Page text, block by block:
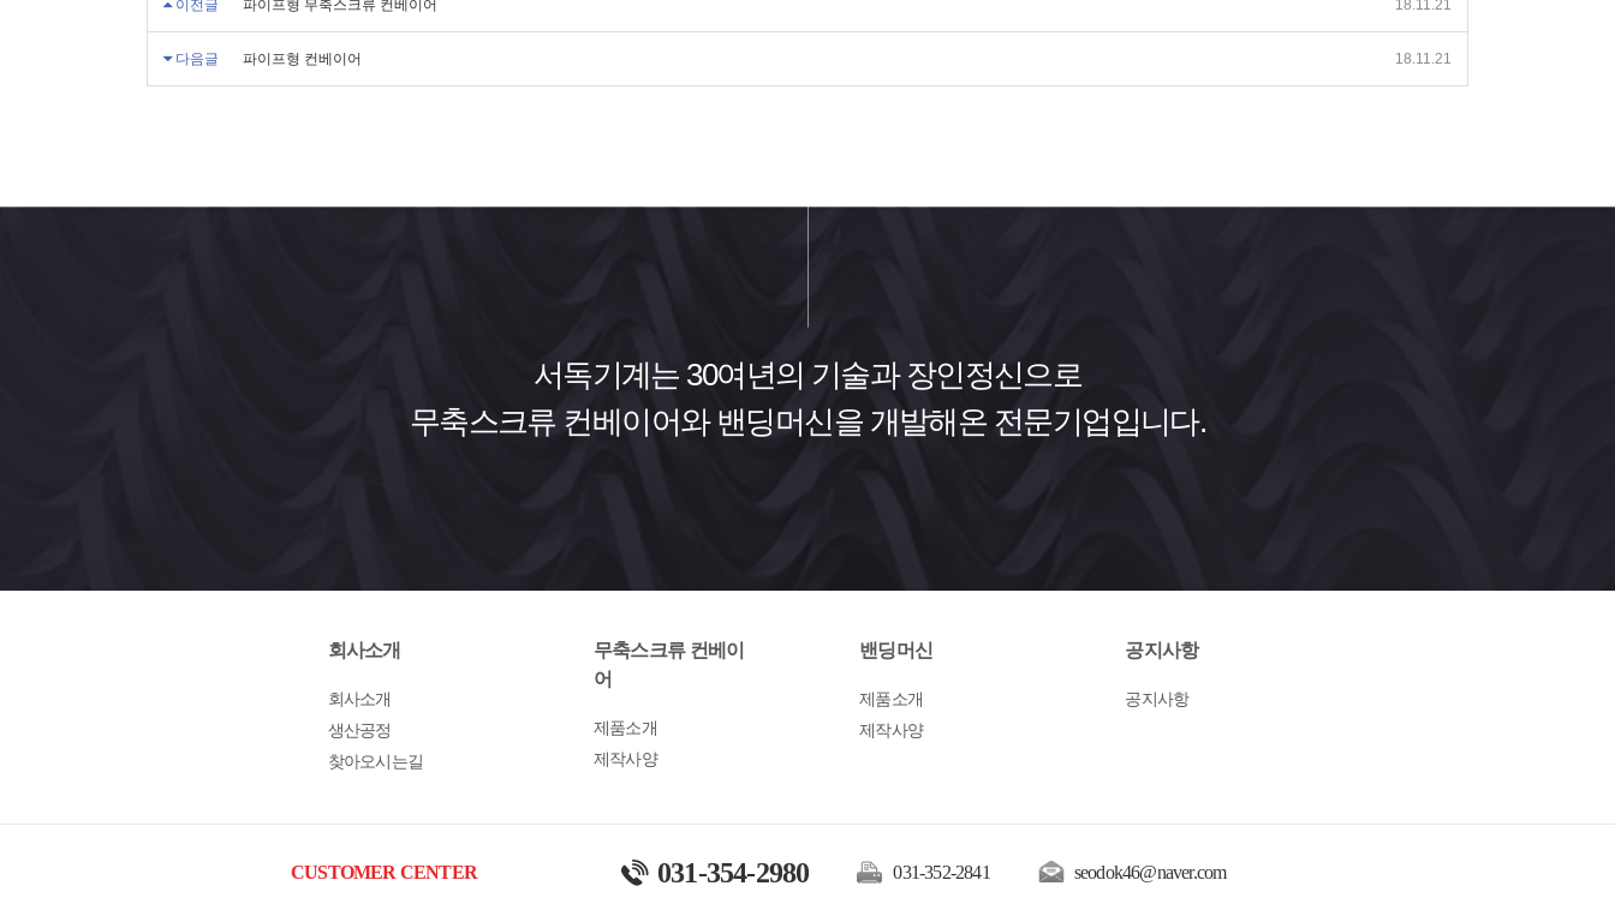
이전글 파이프형 무축스크류 컨베이어 18.11.21
다음글 파이프형 컨베이어 18.11.21
서독기계는 30여년의 기술과 장인정신으로
무축스크류 컨베이어와 밴딩머신을 개발해온 전문기업입니다.
회사소개
회사소개
생산공정
찾아오시는길
무축스크류 컨베이
어
제품소개
제작사양
밴딩머신
제품소개
제작사양
공지사항
공지사항
CUSTOMER CENTER 031-354-2980 031-352-2841 seodok46@naver.com